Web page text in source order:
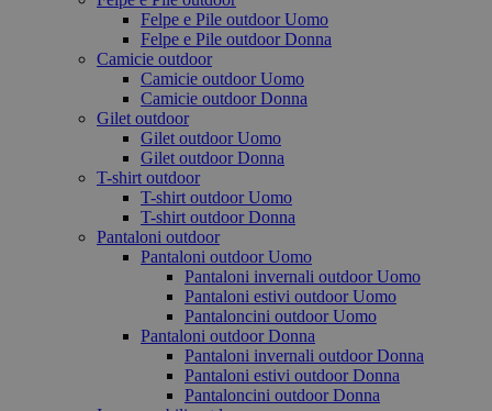
Felpe e Pile outdoor Uomo
Felpe e Pile outdoor Donna
Camicie outdoor
Camicie outdoor Uomo
Camicie outdoor Donna
Gilet outdoor
Gilet outdoor Uomo
Gilet outdoor Donna
T-shirt outdoor
T-shirt outdoor Uomo
T-shirt outdoor Donna
Pantaloni outdoor
Pantaloni outdoor Uomo
Pantaloni invernali outdoor Uomo
Pantaloni estivi outdoor Uomo
Pantaloncini outdoor Uomo
Pantaloni outdoor Donna
Pantaloni invernali outdoor Donna
Pantaloni estivi outdoor Donna
Pantaloncini outdoor Donna